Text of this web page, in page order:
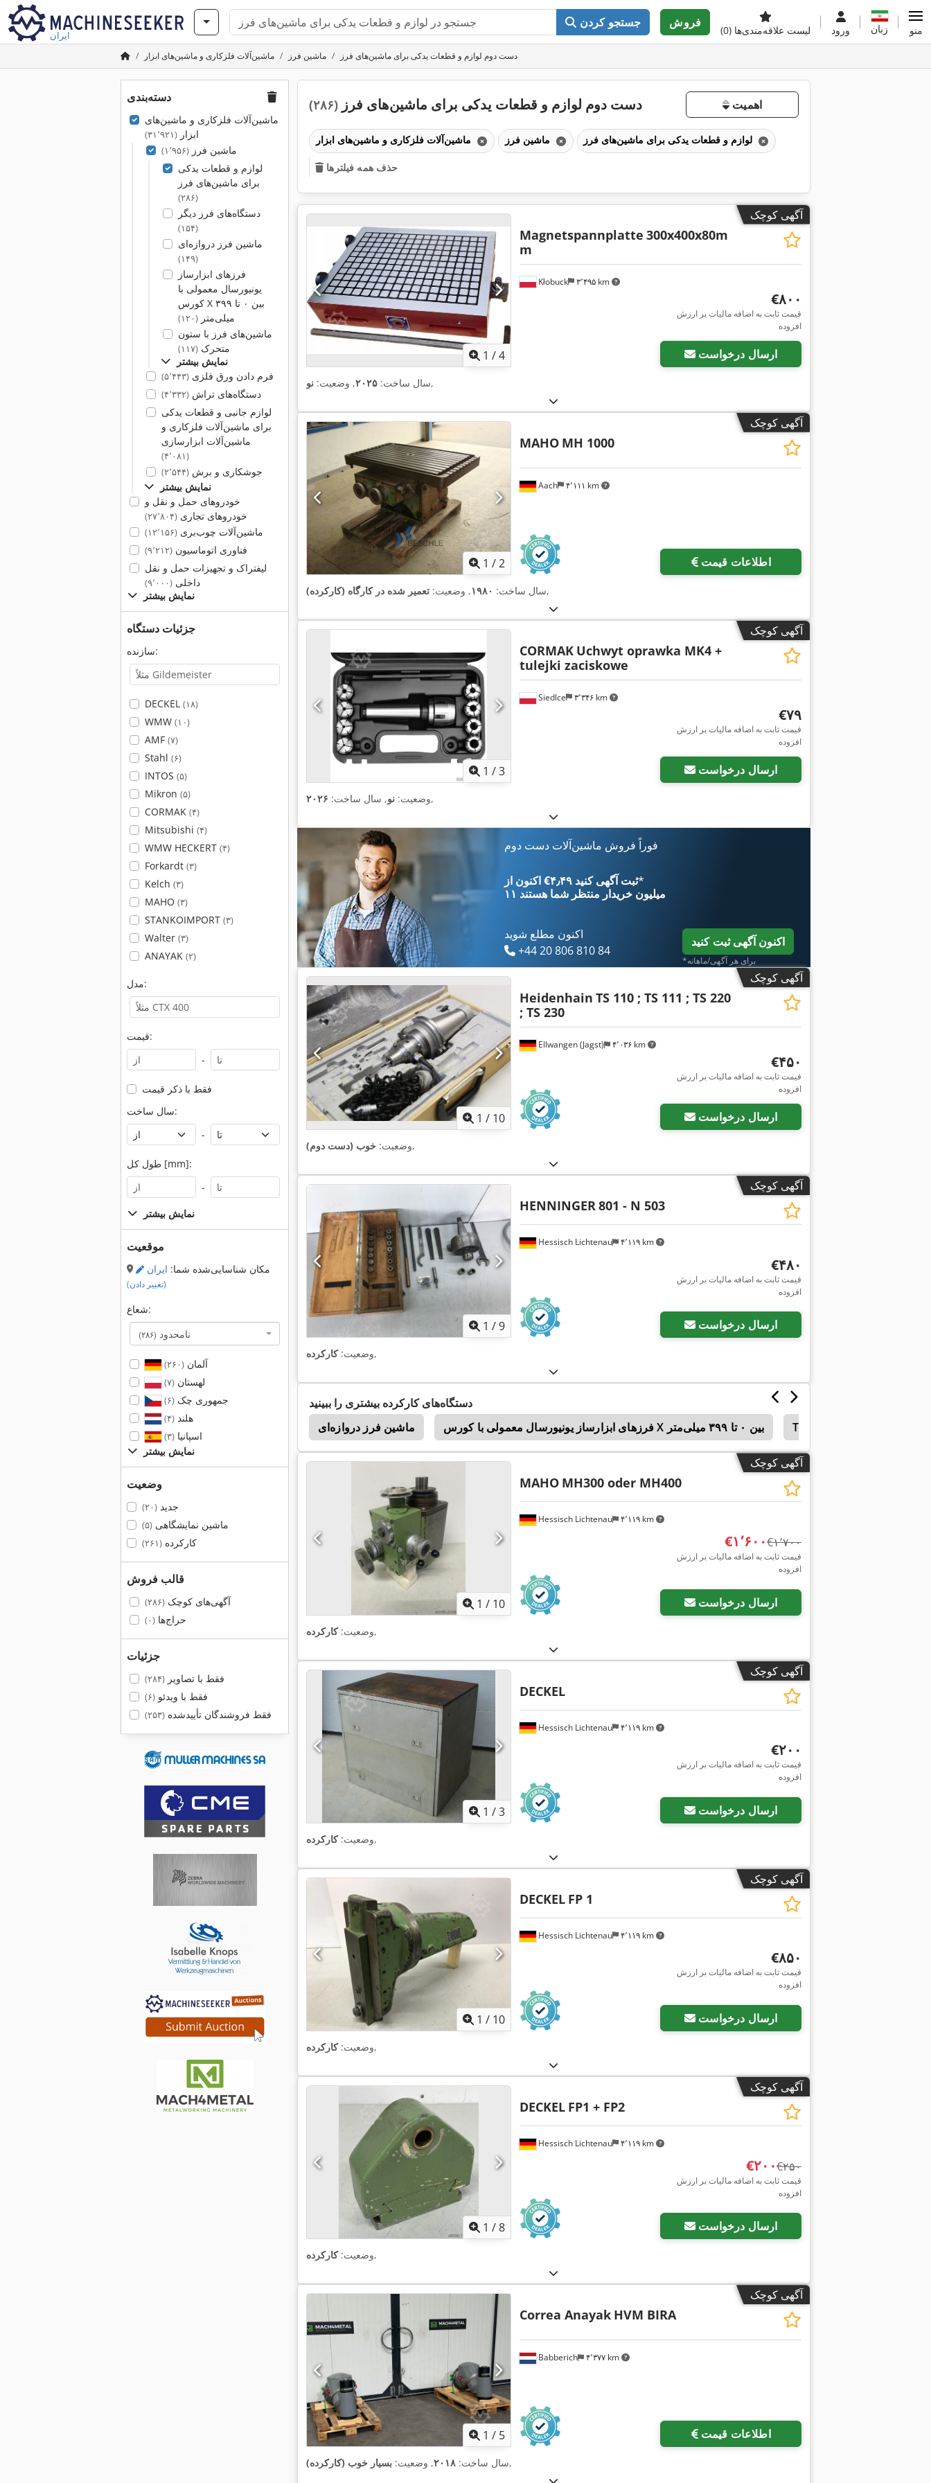
ایران
جستجو کردن فروش
لیست علاقه‌مندی‌ها (0) ورود زبان منو
ماشین‌آلات فلزکاری و ماشین‌های ابزار ماشین فرز دست دوم لوازم و قطعات یدکی برای ماشین‌های فرز
دسته‌بندی
ماشین‌آلات فلزکاری و ماشین‌های
ابزار(۳۱٬۹۲۱)
ماشین فرز(۱٬۹۵۶)
لوازم و قطعات یدکی
برای ماشین‌های فرز
(۲۸۶)
دستگاه‌های فرز دیگر
(۱۵۴)
ماشین‌ فرز دروازه‌ای
(۱۴۹)
فرزهای ابزارساز
یونیورسال معمولی با
کورس X بین ۰ تا ۳۹۹
میلی‌متر(۱۲۰)
ماشین‌های فرز با ستون
متحرک(۱۱۷)
نمایش بیشتر
فرم دادن ورق فلزی(۵٬۴۴۳)
دستگاه‌های تراش(۴٬۳۳۲)
لوازم جانبی و قطعات یدکی
برای ماشین‌آلات فلزکاری و
ماشین‌آلات ابزارسازی
(۴٬۰۸۱)
جوشکاری و برش(۲٬۵۴۴)
نمایش بیشتر
خودروهای حمل و نقل و
خودروهای تجاری(۲۷٬۸۰۴)
ماشین‌آلات چوب‌بری(۱۲٬۱۵۶)
فناوری اتوماسیون(۹٬۲۱۲)
لیفتراک و تجهیزات حمل و نقل
داخلی(۹٬۰۰۰)
نمایش بیشتر
جزئیات دستگاه
سازنده:
DECKEL (۱۸)
WMW (۱۰)
AMF (۷)
Stahl (۶)
INTOS (۵)
Mikron (۵)
CORMAK (۴)
Mitsubishi (۴)
WMW HECKERT (۴)
Forkardt (۳)
Kelch (۳)
MAHO (۳)
STANKOIMPORT (۳)
Walter (۳)
ANAYAK (۲)
مدل:
قیمت:
-
فقط با ذکر قیمت
سال ساخت:
-
طول کل [mm]:
-
نمایش بیشتر
موقعیت
مکان شناسایی‌شده شما: ایران
(تغییر دادن)
شعاع:
نامحدود (۲۸۶)
آلمان(۲۶۰)
لهستان(۷)
جمهوری چک(۶)
هلند(۴)
اسپانیا(۳)
نمایش بیشتر
وضعیت
جدید(۲۰)
ماشین نمایشگاهی(۵)
کارکرده(۲۶۱)
قالب فروش
آگهی‌های کوچک(۲۸۶)
حراج‌ها(۰)
جزئیات
فقط با تصاویر(۲۸۴)
فقط با ویدئو(۶)
فقط فروشندگان تأییدشده(۲۵۳)
دست دوم لوازم و قطعات یدکی برای ماشین‌های فرز (۲۸۶) اهمیت
حذف همه فیلترها
آگهی کوچک
1 /4
Kłobuck ۳٬۴۹۵ km
Magnetspannplatte 300x400x80m
m
‎€۸۰۰
قیمت ثابت به اضافه مالیات بر ارزش
افزوده
ارسال درخواست
سال ساخت: ۲۰۲۵, وضعیت: نو ,
آگهی کوچک
1 /2
Aach ۴٬۱۱۱ km
MAHO MH 1000
اطلاعات قیمت
سال ساخت: ۱۹۸۰, وضعیت: تعمیر شده در کارگاه (کارکرده) ,
آگهی کوچک
1 /3
Siedlce ۳٬۳۴۶ km
CORMAK Uchwyt oprawka MK4 +
tulejki zaciskowe
‎€۷۹
قیمت ثابت به اضافه مالیات بر ارزش
افزوده
ارسال درخواست
وضعیت: نو, سال ساخت: ۲۰۲۶ ,
فوراً فروش ماشین‌آلات دست دوم
اکنون از ‎€۴٫۴۹ ثبت آگهی کنید*
۱۱ میلیون خریدار منتظر شما هستند
اکنون مطلع شوید
+44 20 806 810 84
اکنون آگهی ثبت کنید
*برای هر آگهی/ماهانه
آگهی کوچک
1 / 10
Ellwangen (Jagst) ۴٬۰۳۶ km
Heidenhain TS 110 ; TS 111 ; TS 220
; TS 230
‎€۴۵۰
قیمت ثابت به اضافه مالیات بر ارزش
افزوده
ارسال درخواست
وضعیت: خوب (دست دوم) ,
آگهی کوچک
1 /9
Hessisch Lichtenau ۴٬۱۱۹ km
HENNINGER801 - N 503
‎€۴۸۰
قیمت ثابت به اضافه مالیات بر ارزش
افزوده
ارسال درخواست
وضعیت:کارکرده ,
دستگاه‌های کارکرده بیشتری را ببینید
ماشین‌ فرز دروازه‌ای
فرزهای ابزارساز یونیورسال معمولی با کورس X بین ۰ تا ۳۹۹ میلی‌متر T-Nut
Heckert Gallmac Wmw 115
آگهی کوچک
1 / 10
Hessisch Lichtenau ۴٬۱۱۹ km
MAHO MH300 oder MH400
‎€۱٬۶۰۰ ‎€۱٬۷۰۰
قیمت ثابت به اضافه مالیات بر ارزش
افزوده
ارسال درخواست
وضعیت:کارکرده ,
آگهی کوچک
1 /3
Hessisch Lichtenau ۴٬۱۱۹ km
DECKEL
‎€۲۰۰
قیمت ثابت به اضافه مالیات بر ارزش
افزوده
ارسال درخواست
وضعیت:کارکرده ,
آگهی کوچک
1 / 10
Hessisch Lichtenau ۴٬۱۱۹ km
DECKEL FP 1
‎€۸۵۰
قیمت ثابت به اضافه مالیات بر ارزش
افزوده
ارسال درخواست
وضعیت:کارکرده ,
آگهی کوچک
1 /8
Hessisch Lichtenau ۴٬۱۱۹ km
DECKEL FP1 + FP2
‎€۲۰۰‎€۲۵۰
قیمت ثابت به اضافه مالیات بر ارزش
افزوده
ارسال درخواست
وضعیت:کارکرده ,
آگهی کوچک
1 / 5
Babberich ۴٬۳۷۷ km
Correa Anayak HVM BIRA
اطلاعات قیمت
سال ساخت: ۲۰۱۸, وضعیت: بسیار خوب (کارکرده) ,